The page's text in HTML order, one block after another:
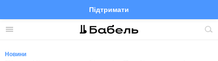
Меню
Підтримати
FacebookTelegramTwitter
Новини